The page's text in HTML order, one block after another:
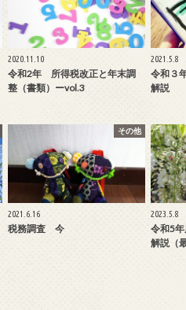
2020.11.10
令和2年 所得税改正と年末調
整（書類）ーvol.3
2021.5.8
令和３
解説
その他
2021.6.16
税務調査 今
2023.5.8
令和5
解説（